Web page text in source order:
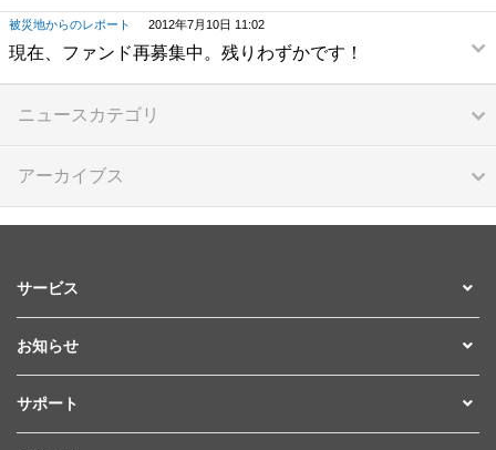
被災地からのレポート 2012年7月10日 11:02
現在、ファンド再募集中。残りわずかです！
ニュースカテゴリ
アーカイブス
サービス
お知らせ
サポート